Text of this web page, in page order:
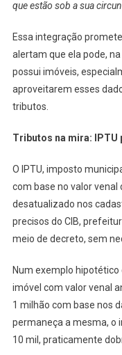
que estão sob a sua
Essa integração
alertam que ela pode,
possui imóveis,
aproveitarem esses
tributos.
Tributos na mira:
O IPTU, imposto
com base no valor
desatualizado nos
precisos do CIB,
meio de decreto, sem
Num exemplo
imóvel com valor venal
1 milhão com base nos
permaneça a mesma, o
10 mil, praticamente